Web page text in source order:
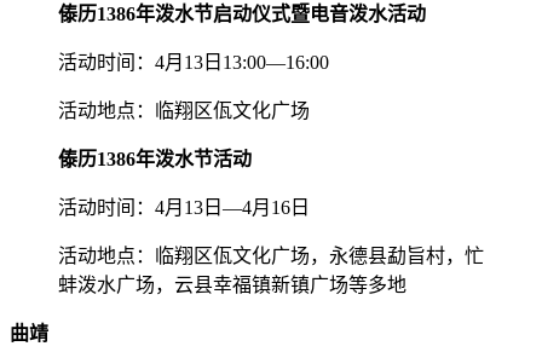
傣历1386年泼水节启动仪式暨电音泼水活动
活动时间：4月13日13:00—16:00
活动地点：临翔区佤文化广场
傣历1386年泼水节活动
活动时间：4月13日—4月16日
活动地点：临翔区佤文化广场，永德县勐旨村，忙
蚌泼水广场，云县幸福镇新镇广场等多地
曲靖